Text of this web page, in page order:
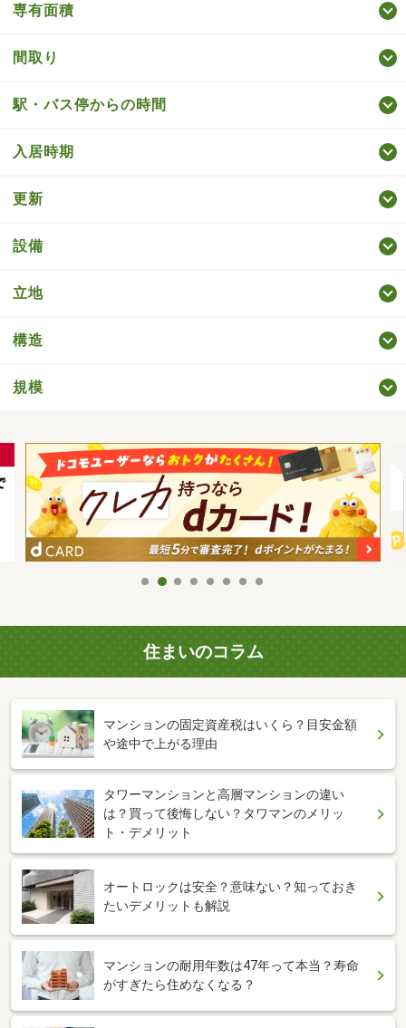
専有面積
間取り
駅・バス停からの時間
入居時期
更新
設備
立地
構造
規模
住まいのコラム
マンションの固定資産税はいくら？目安金額
や途中で上がる理由
タワーマンションと高層マンションの違い
は？買って後悔しない？タワマンのメリッ
ト・デメリット
オートロックは安全？意味ない？知っておき
たいデメリットも解説
マンションの耐用年数は47年って本当？寿命
がすぎたら住めなくなる？